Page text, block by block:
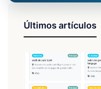
Últimos artículos